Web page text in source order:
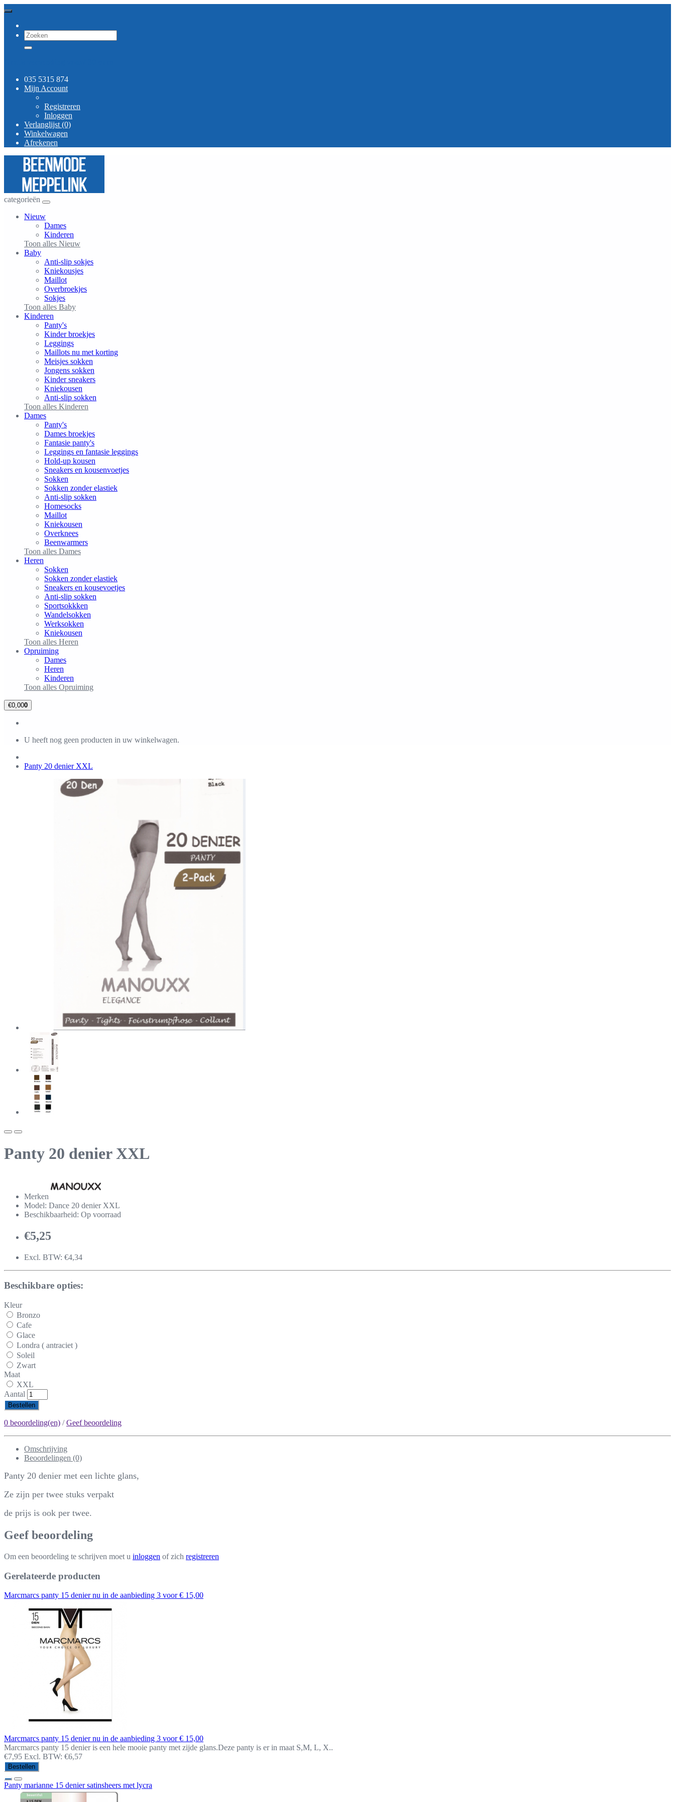
035 5315 874
Mijn Account
Registreren
Inloggen
Verlanglijst (0)
Winkelwagen
Afrekenen
categorieën
Nieuw
Dames
Kinderen
Toon alles Nieuw
Baby
Anti-slip sokjes
Kniekousjes
Maillot
Overbroekjes
Sokjes
Toon alles Baby
Kinderen
Panty's
Kinder broekjes
Leggings
Maillots nu met korting
Meisjes sokken
Jongens sokken
Kinder sneakers
Kniekousen
Anti-slip sokken
Toon alles Kinderen
Dames
Panty's
Dames broekjes
Fantasie panty's
Leggings en fantasie leggings
Hold-up kousen
Sneakers en kousenvoetjes
Sokken
Sokken zonder elastiek
Anti-slip sokken
Homesocks
Maillot
Kniekousen
Overknees
Beenwarmers
Toon alles Dames
Heren
Sokken
Sokken zonder elastiek
Sneakers en kousevoetjes
Anti-slip sokken
Sportsokkken
Wandelsokken
Werksokken
Kniekousen
Toon alles Heren
Opruiming
Dames
Heren
Kinderen
Toon alles Opruiming
€0,000
U heeft nog geen producten in uw winkelwagen.
Panty 20 denier XXL
Panty 20 denier XXL
Merken
Model: Dance 20 denier XXL
Beschikbaarheid: Op voorraad
€5,25
Excl. BTW: €4,34
Beschikbare opties:
Kleur
Bronzo
Cafe
Glace
Londra ( antraciet )
Soleil
Zwart
Maat
XXL
Aantal
Bestellen
0 beoordeling(en) /Geef beoordeling
Omschrijving
Beoordelingen (0)
Panty 20 denier met een lichte glans,
Ze zijn per twee stuks verpakt
de prijs is ook per twee.
Geef beoordeling
Om een beoordeling te schrijven moet u inloggen of zich registreren
Gerelateerde producten
Marcmarcs panty 15 denier nu in de aanbieding 3 voor € 15,00
Marcmarcs panty 15 denier nu in de aanbieding 3 voor € 15,00
Marcmarcs panty 15 denier is een hele mooie panty met zijde glans.Deze panty is er in maat S,M, L, X..
€7,95 Excl. BTW: €6,57
Bestellen
Panty marianne 15 denier satinsheers met lycra